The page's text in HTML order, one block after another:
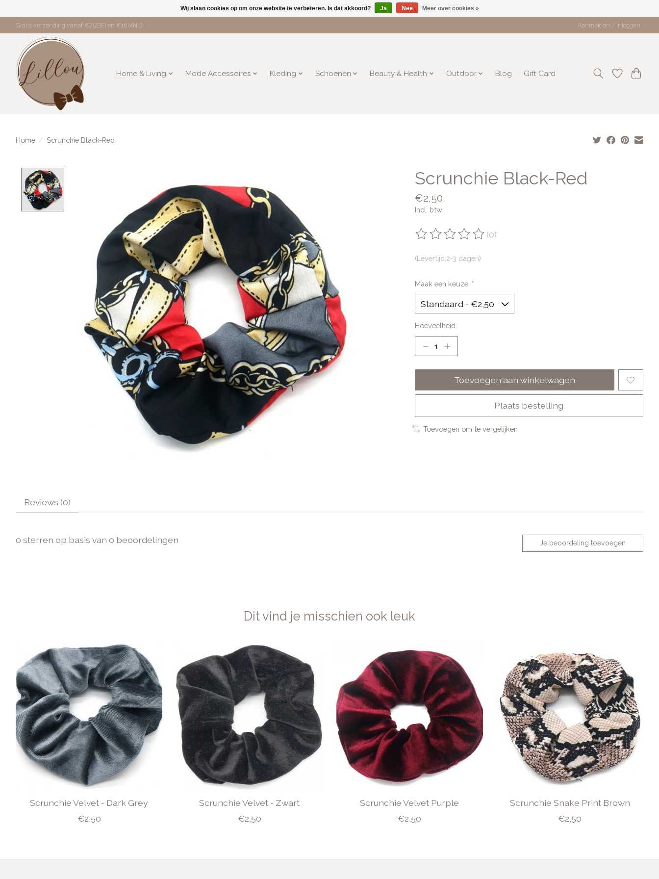
Gratis verzending vanaf €75(BE) en €100(NL) Aanmelden / Inloggen
Home & Living Mode Accessoires Kleding Schoenen Beauty & Health Outdoor Blog Gift Card
Home / Scrunchie Black-Red
Scrunchie Black-Red
€2,50
Incl. btw
De beoordeling van dit product is
(0)
(Levertijd:2-3 dagen)
Maak een keuze: *
Hoeveelheid:
Toevoegen aan winkelwagen
Plaats bestelling
Toevoegen om te vergelijken
Reviews (0)
0 sterren op basis van 0 beoordelingen Je beoordeling toevoegen
Dit vind je misschien ook leuk
Items van productcarrousel
Scrunchie Velvet - Dark Grey
€2,50
Scrunchie Velvet - Zwart
€2,50
Scrunchie Velvet Purple
€2,50
Scrunchie Snake Print Brown
€2,50
Wij slaan cookies op om onze website te verbeteren. Is dat akkoord? Ja Nee Meer over cookies »